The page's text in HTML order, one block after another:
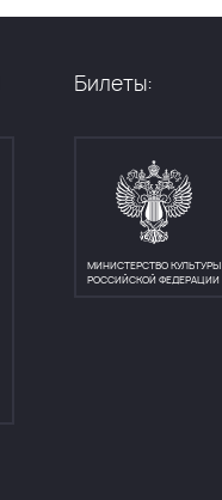
Билеты:
МИНИСТЕРСТВО КУЛЬТУРЫ
РОССИЙСКОЙ ФЕДЕРАЦИИ